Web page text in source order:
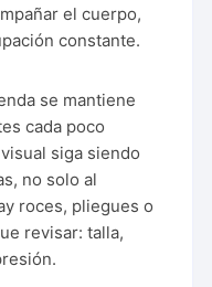
el cuerpo,
constante.
se mantiene
cada poco
siga siendo
no solo al
roces, pliegues o
revisar: talla,